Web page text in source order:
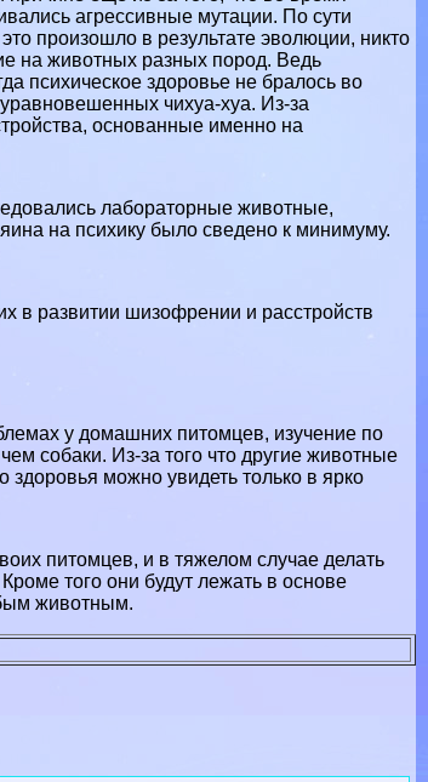
агрессивные мутации. По сути
произошло в результате эволюции, никто
на животных разных пород. Ведь
психическое здоровье не бралось во
чихуа-хуа. Из-за
основанные именно на
лабораторные животные,
на психику было сведено к минимуму.
в развитии шизофрении и расстройств
у домашних питомцев, изучение по
собаки. Из-за того что другие животные
здоровья можно увидеть только в ярко
питомцев, и в тяжелом случае делать
того они будут лежать в основе
животным.